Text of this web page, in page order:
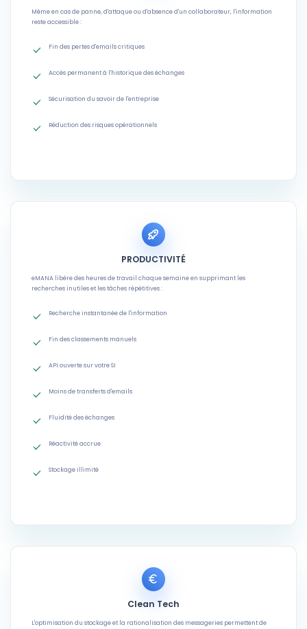
Même en cas de panne, d'attaque ou d'absence d'un collaborateur, l'information
reste accessible :
Fin des pertes d'emails critiques
Accès permanent à l'historique des échanges
Sécurisation du savoir de l'entreprise
Réduction des risques opérationnels
PRODUCTIVITÉ
eMANA libère des heures de travail chaque semaine en supprimant les
recherches inutiles et les tâches répétitives :
Recherche instantanée de l'information
Fin des classements manuels
API ouverte sur votre SI
Moins de transferts d'emails
Fluidité des échanges
Réactivité accrue
Stockage illimité
Clean Tech
L'optimisation du stockage et la rationalisation des messageries permettent de